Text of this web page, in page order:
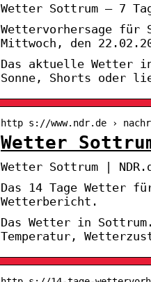
Wetter Sottrum – 7
Wettervorhersage
Mittwoch, den
Das aktuelle Wetter
Sonne, Shorts oder
http s://www.ndr.de ›
Wetter
Wetter Sottrum |
Das 14 Tage Wetter
Wetterbericht.
Das Wetter in
Temperatur,